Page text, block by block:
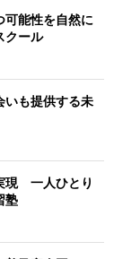
可能性を自然に
クール
いも提供する未
現 一人ひとり
塾